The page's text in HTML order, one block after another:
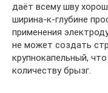
даёт всему шву
ширина-к-глубине
применения
не может создать
крупнокапельный,
количеству брызг.